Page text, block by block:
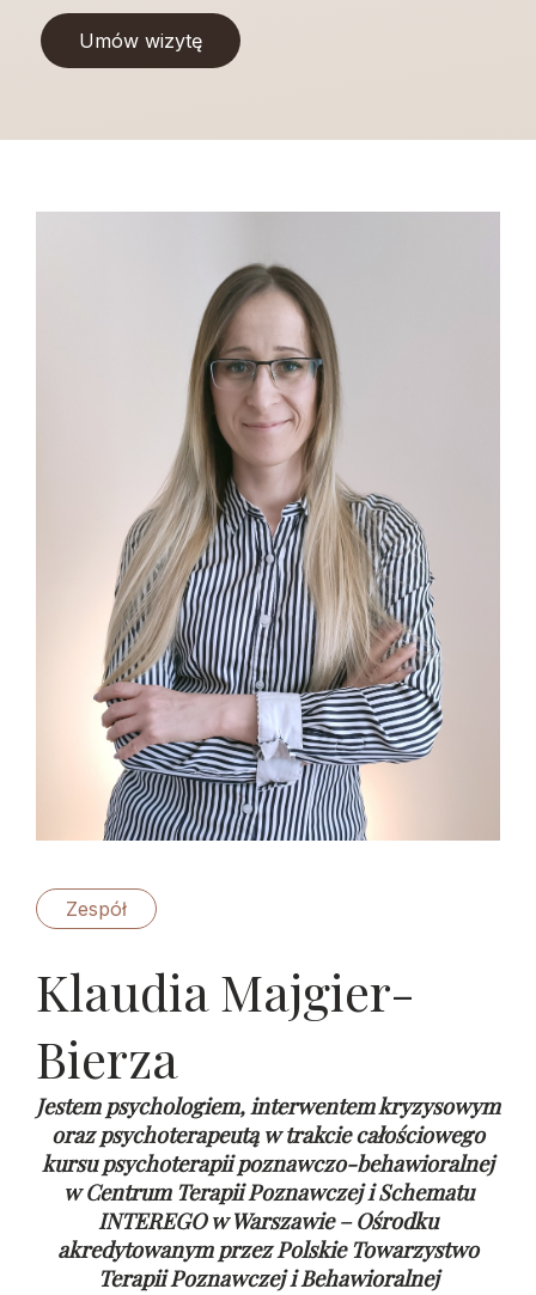
Umów wizytę
Zespół
Klaudia Majgier-
Bierza
Jestem psychologiem, interwentem kryzysowym
oraz psychoterapeutą w trakcie całościowego
kursu psychoterapii poznawczo-behawioralnej
wCentrum Terapii Poznawczej i Schematu
INTEREGO w Warszawie – Ośrodku
akredytowanym przez Polskie Towarzystwo
Terapii Poznawczej i Behawioralnej